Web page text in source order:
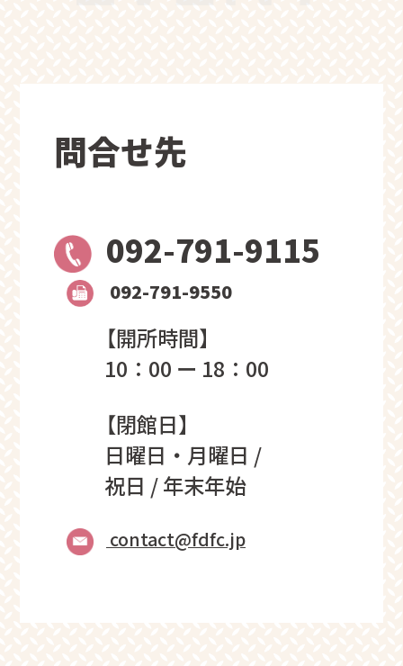
問合せ先
092-791-9115
092-791-9550
【開所時間】
10：00 ー 18：00
【閉館日】
日曜日・月曜日 /
祝日 / 年末年始
contact@fdfc.jp